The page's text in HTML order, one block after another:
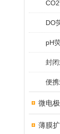
DO
pH
封
便
微电
薄膜